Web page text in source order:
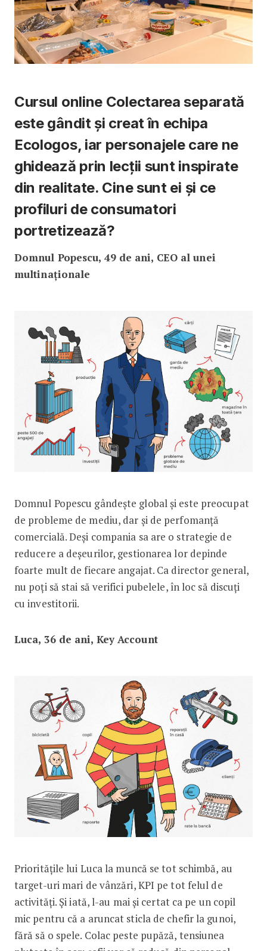
Cursul online Colectarea separată
este gândit și creat în echipa
Ecologos, iar personajele care ne
ghidează prin lecții sunt inspirate
din realitate. Cine sunt ei și ce
profiluri de consumatori
portretizează?
Domnul Popescu, 49 de ani, CEO al unei
multinaționale
Domnul Popescu gândește global și este preocupat
de probleme de mediu, dar și de perfomanță
comercială. Deși compania sa are o strategie de
reducere a deșeurilor, gestionarea lor depinde
foarte mult de fiecare angajat. Ca director general,
nu poți să stai să verifici pubelele, în loc să discuți
cu investitorii.
Luca, 36 de ani, Key Account
Prioritățile lui Luca la muncă se tot schimbă, au
target-uri mari de vânzări, KPI pe tot felul de
activități. Și iată, l-au mai și certat ca pe un copil
mic pentru că a aruncat sticla de chefir la gunoi,
fără să o spele. Colac peste pupăză, tensiunea